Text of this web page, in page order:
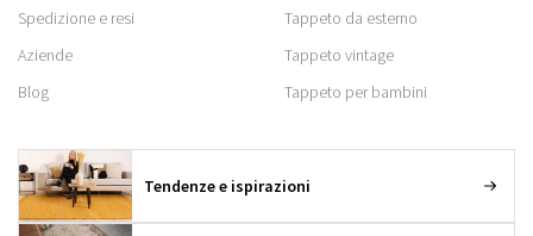
Spedizione e resi
Aziende
Blog
Tappeto da esterno
Tappeto vintage
Tappeto per bambini
Tendenze e ispirazioni